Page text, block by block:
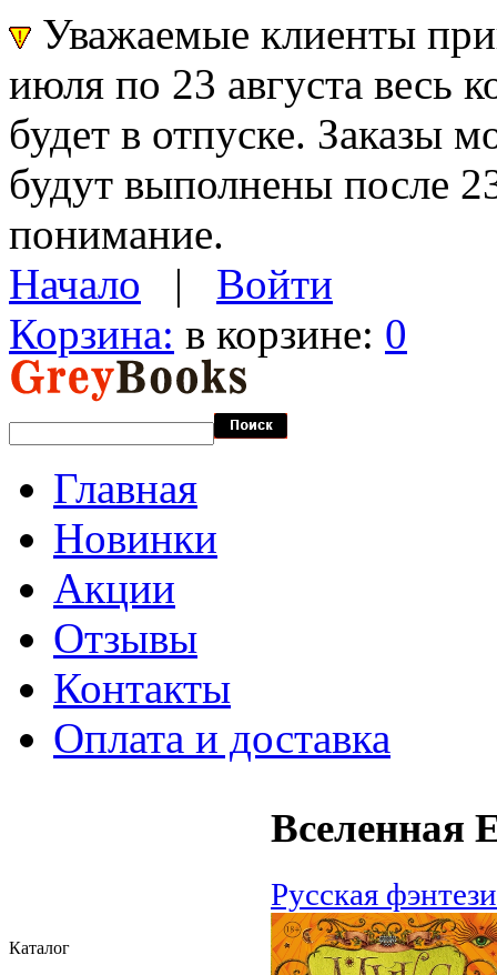
Уважаемые клиенты
июля по 23 августа весь
будет в отпуске. Заказы
будут выполнены после
понимание.
Начало | Войти
Корзина: в корзине: 0
Главная
Новинки
Акции
Отзывы
Контакты
Оплата и доставка
Каталог
Вселенная
Русская